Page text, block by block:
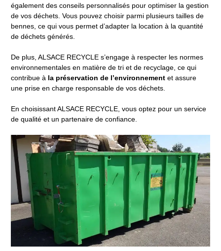
également des conseils personnalisés pour optimiser la gestion
de vos déchets. Vous pouvez choisir parmi plusieurs tailles de
bennes, ce qui vous permet d’adapter la location à la quantité
de déchets générés.
De plus, ALSACE RECYCLE s’engage à respecter les normes
environnementales en matière de tri et de recyclage, ce qui
contribue à la préservation de l’environnement et assure
une prise en charge responsable de vos déchets.
En choisissant ALSACE RECYCLE, vous optez pour un service
de qualité et un partenaire de confiance.